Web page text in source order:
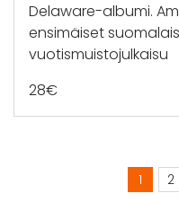
Delaware-albumi.
ensimäiset
vuotismuistojulkaisu
28€
1 2